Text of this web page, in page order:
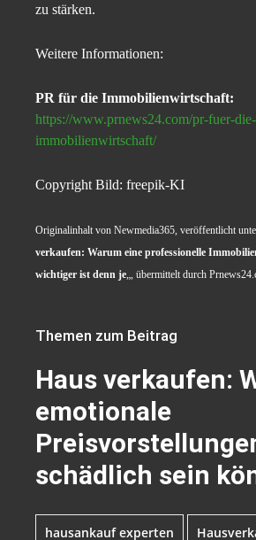
zu stärken.
Weitere Informationen:
PR für die Immobilienwirtschaft:
https://www.prnews24.com/pr-fuer-die-
immobilienwirtschaft/
Copyright Bild: freepik-KI
Originalinhalt von Newmedia365, veröffentlicht
verkaufen: Warum eine professionelle
wichtiger ist denn je„, übermittelt durch
Themen zum Beitrag
Haus verkaufen:
emotionale
schädlich sein
hausankauf experten